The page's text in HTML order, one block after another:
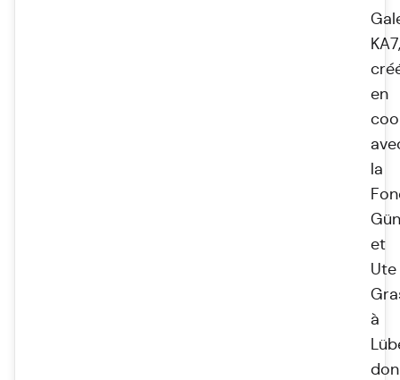
KA7,
en
la
et
Ute
à